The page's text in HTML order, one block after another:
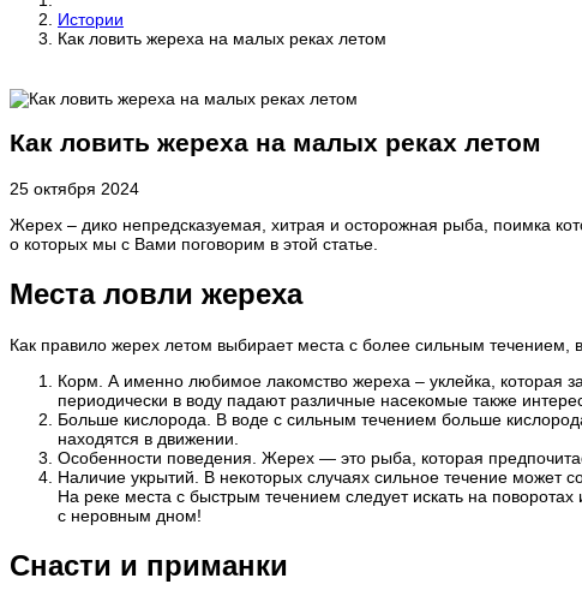
Истории
Как ловить жереха на малых реках летом
Как ловить жереха на малых реках летом
25 октября 2024
Жерех – дико непредсказуемая, хитрая и осторожная рыба, поимка
о которых мы с Вами поговорим в этой статье.
Места ловли жереха
Как правило жерех летом выбирает места с более сильным
Корм. А именно любимое лакомство жереха – уклейка, которая
периодически в воду падают различные насекомые также
Больше кислорода. В воде с сильным течением больше
находятся в движении.
Особенности поведения. Жерех — это рыба, которая
Наличие укрытий. В некоторых случаях сильное течение может
На реке места с быстрым течением следует искать на
с неровным дном!
Снасти и приманки